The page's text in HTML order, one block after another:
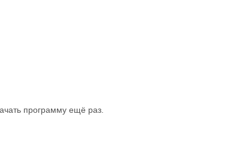
программу ещё раз.